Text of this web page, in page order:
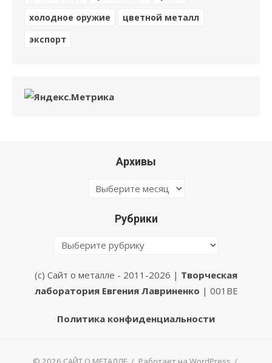
холодное оружие
цветной металл
экспорт
Архивы
Архивы
Рубрики
Рубрики
(с) Сайт о металле - 2011-2026 | Творческая
лаборатория Евгения Лавриненко | 001BE
Политика конфиденциальности